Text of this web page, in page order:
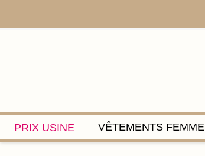
PRIX USINE VÊTEMENTS FEMME